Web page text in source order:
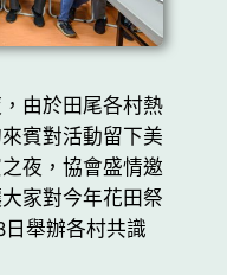
由於田尾各村熱
賓對活動留下美
夜，協會盛情邀
家對今年花田祭
舉辦各村共識